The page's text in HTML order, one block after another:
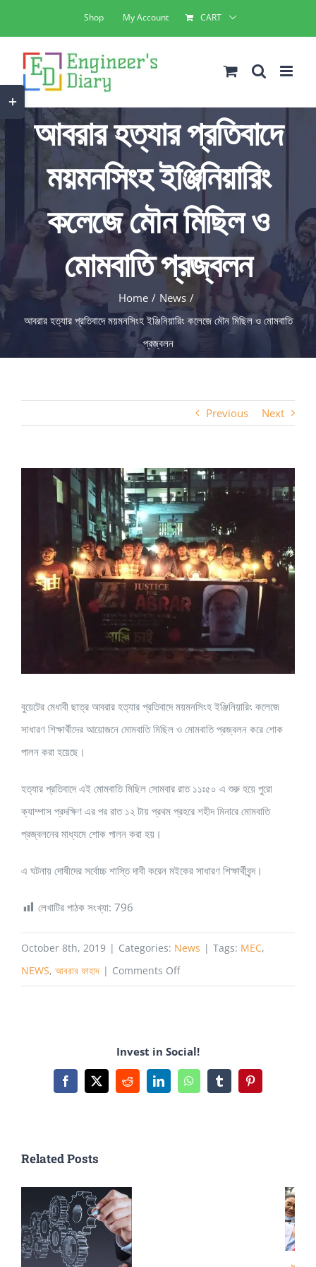
to
content
Shop My Account CART
আবরার হত্যার প্রতিবাদে
ময়মনসিংহ ইঞ্জিনিয়ারিং
কলেজে মৌন মিছিল ও
মোমবাতি প্রজ্বলন
Home
News
আবরার হত্যার প্রতিবাদে ময়মনসিংহ ইঞ্জিনিয়ারিং কলেজে মৌন মিছিল ও মোমবাতি
প্রজ্বলন
Previous Next
বুয়েটের মেধাবী ছাত্র আবরার হত্যার প্রতিবাদে ময়মনসিংহ ইঞ্জিনিয়ারিং কলেজে
সাধারণ শিক্ষার্থীদের আয়োজনে মোমবাতি মিছিল ও মোমবাতি প্রজ্বলন করে শোক
পালন করা হয়েছে।
হত্যার প্রতিবাদে এই মোমবাতি মিছিল সোমবার রাত ১১ঃ৫০ এ শুরু হয়ে পুরো
ক্যাম্পাস প্রদক্ষিণ এর পর রাত ১২ টায় প্রথম প্রহরে শহীদ মিনারে মোমবাতি
প্রজ্বলনের মাধ্যমে শোক পালন করা হয়।
এ ঘটনায় দোষীদের সর্বোচ্চ শাস্তি দাবী করেন মইকের সাধারণ শিক্ষার্থীবৃন্দ।
লেখাটির পাঠক সংখ্যা: 796
October 8th, 2019 | Categories: News | Tags: MEC,
NEWS, আবরার ফাহাদ | Comments Offon
ময়মনসিংহ
ইঞ্জিনিয়ারিং
Invest in Social!
Facebook
X RedditLinkedInWhatsAppTumblrPinterest
Related Posts
Toggle
Sliding
Bar
Area